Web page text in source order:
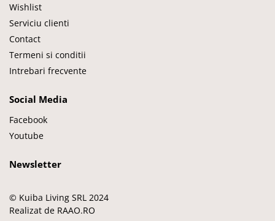
Wishlist
Serviciu clienti
Contact
Termeni si conditii
Intrebari frecvente
Social Media
Facebook
Youtube
Newsletter
© Kuiba Living SRL 2024
Realizat de RAAO.RO